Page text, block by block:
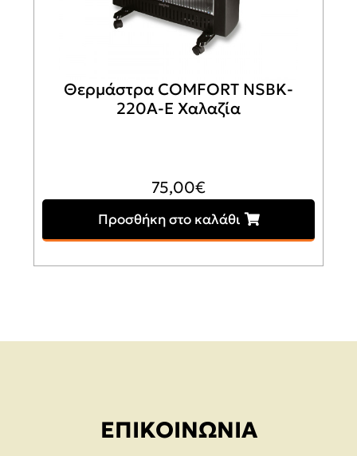
Θερμάστρα COMFORT NSBK-
220A-E Χαλαζία
75,00€
Προσθήκη στο καλάθι
ΕΠΙΚΟΙΝΩΝΊΑ